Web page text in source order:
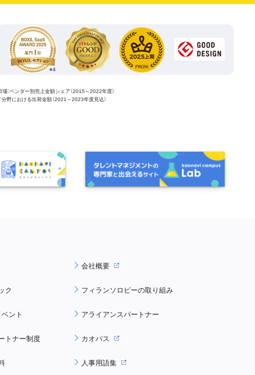
：ベンダー別売上金額シェア（2015～2022年度）
野における出荷金額（2021～2023年度見込）
ク
ント
トナー制度
会社概要
フィランソロピーの取り組み
アライアンスパートナー
カオパス
人事用語集